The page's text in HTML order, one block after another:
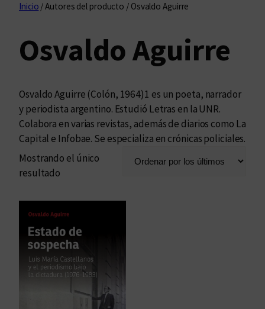
s
r
Inicio / Autores del producto / Osvaldo Aguirre
Osvaldo Aguirre
Osvaldo Aguirre (Colón, 1964)1 es un poeta, narrador
y periodista argentino. Estudió Letras en la UNR.
Colabora en varias revistas, además de diarios como La
Capital e Infobae. Se especializa en crónicas policiales.
Mostrando el único
resultado